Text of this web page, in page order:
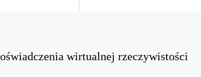
wirtualnej rzeczywistości